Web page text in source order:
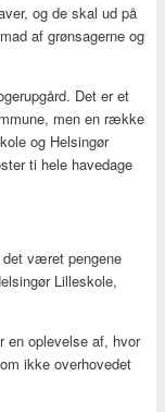
og de skal ud på
af grønsagerne og
Det er et
men en række
og Helsingør
ti hele havedage
været pengene
Lilleskole,
en oplevelse af, hvor
ikke overhovedet